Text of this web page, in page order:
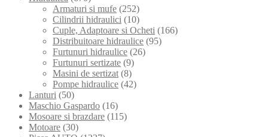
Armaturi si mufe (252)
Cilindrii hidraulici (10)
Cuple, Adaptoare si Ocheti (166)
Distribuitoare hidraulice (95)
Furtunuri hidraulice (26)
Furtunuri sertizate (9)
Masini de sertizat (8)
Pompe hidraulice (42)
Lanturi (50)
Maschio Gaspardo (16)
Mosoare si brazdare (115)
Motoare (30)